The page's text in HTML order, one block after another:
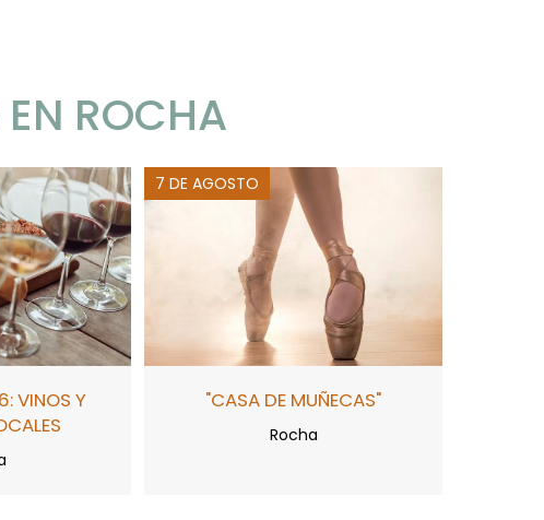
ROCHA
VINOS Y
7 DE AGOSTO
"CASA DE MUÑECAS"
Rocha